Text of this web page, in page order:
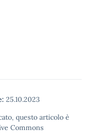
25.10.2023
questo articolo è
Commons